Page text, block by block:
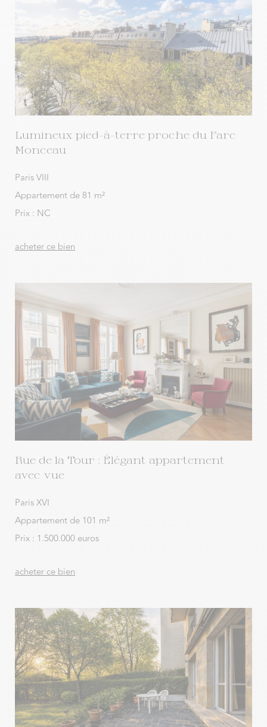
Lumineux pied-à-terre proche du Parc
Monceau
Paris VIII
Appartement de 81 m²
Prix : NC
acheter ce bien
Rue de la Tour : Élégant appartement
avec vue
Paris XVI
Appartement de 101 m²
Prix : 1.500.000 euros
acheter ce bien